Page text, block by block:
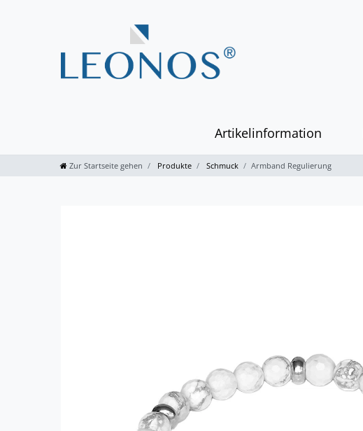
Artikelinformation
Zur Startseite gehen Produkte Schmuck Armband Regulierung